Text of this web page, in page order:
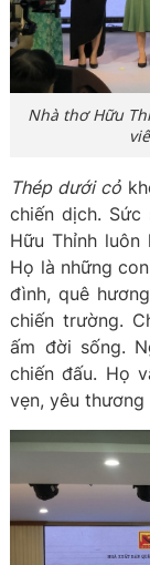
Nhà thơ Hữu
Thép dưới cỏ
chiến dịch.
Hữu Thỉnh
Họ là những
đình, quê
chiến trường.
ấm đời sống.
chiến đấu. Họ
vẹn, yêu